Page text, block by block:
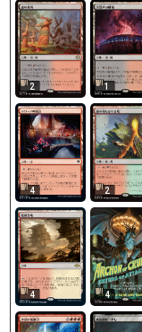
2 1
4 2
4 4